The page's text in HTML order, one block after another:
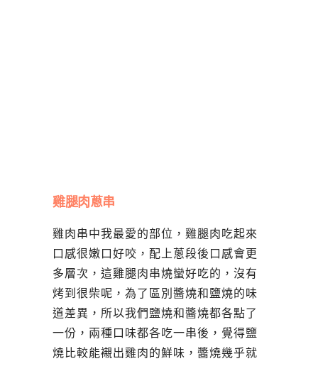
雞腿肉蔥串
雞肉串中我最愛的部位，雞腿肉吃起來
口感很嫩口好咬，配上蔥段後口感會更
多層次，這雞腿肉串燒蠻好吃的，沒有
烤到很柴呢，為了區別醬燒和鹽燒的味
道差異，所以我們鹽燒和醬燒都各點了
一份，兩種口味都各吃一串後，覺得鹽
燒比較能襯出雞肉的鮮味，醬燒幾乎就